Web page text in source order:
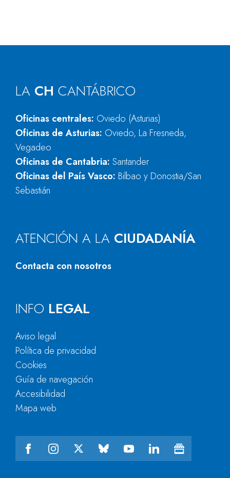
LA CH CANTÁBRICO
Oficinas centrales: Oviedo (Asturias)
Oficinas de Asturias: Oviedo, La Fresneda,
Vegadeo
Oficinas de Cantabria: Santander
Oficinas del País Vasco: Bilbao y Donostia/San
Sebastián
ATENCIÓN A LA CIUDADANÍA
Contacta con nosotros
INFO LEGAL
Aviso legal
Política de privacidad
Cookies
Guía de navegación
Accesibilidad
Mapa web